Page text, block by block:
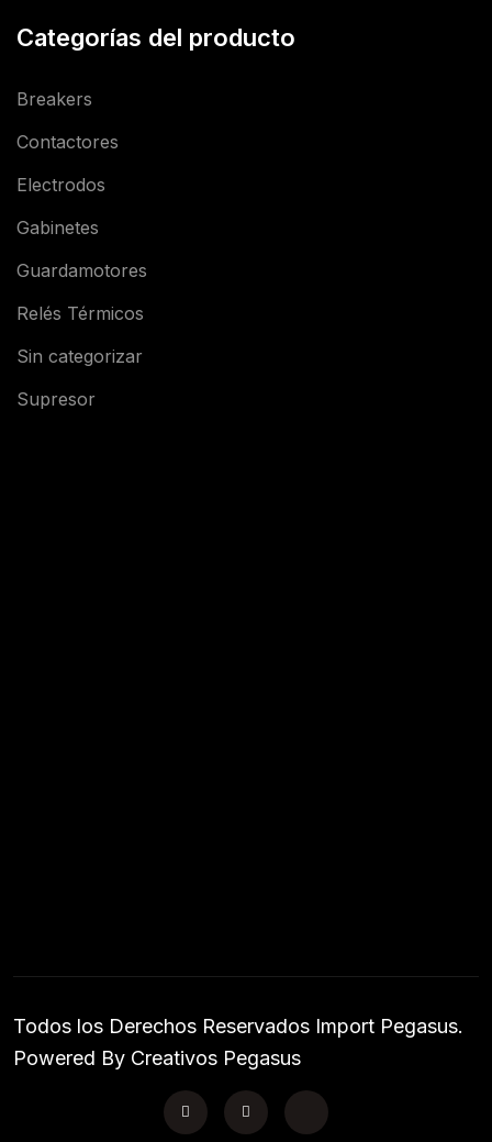
Categorías del producto
Breakers
Contactores
Electrodos
Gabinetes
Guardamotores
Relés Térmicos
Sin categorizar
Supresor
Todos los Derechos Reservados Import Pegasus.
Powered By Creativos Pegasus